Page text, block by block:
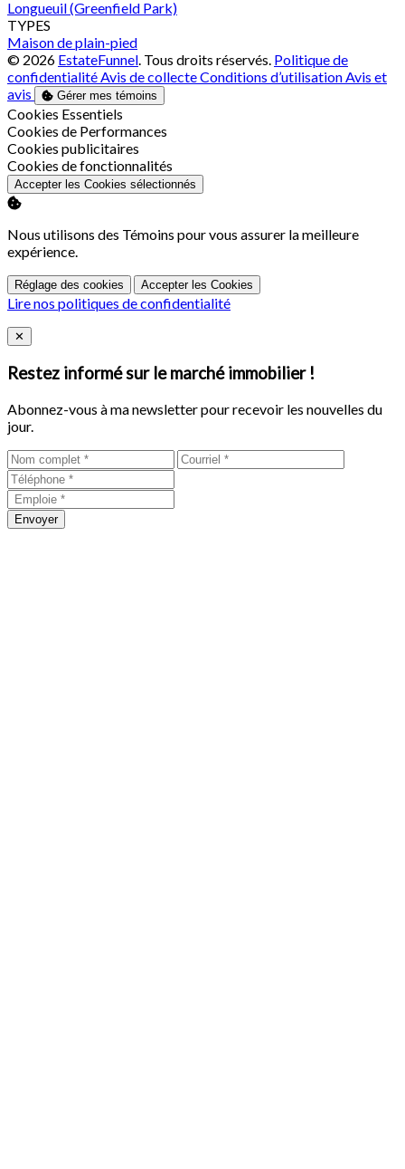
Longueuil (Greenfield Park)
TYPES
Maison de plain-pied
© 2026 EstateFunnel. Tous droits réservés. Politique de
confidentialitéAvis de collecteConditions d’utilisationAvis et
avis
Gérer mes témoins
Activer
Cookies Essentiels
Activer
Cookies de Performances
Activer
Cookies publicitaires
Activer
Cookies de fonctionnalités
Accepter les Cookies sélectionnés
Nous utilisons des Témoins pour vous assurer la meilleure
expérience.
Réglage des cookies Accepter les Cookies
Lire nos politiques de confidentialité
Close
✕
Restez informé sur le marché immobilier !
Abonnez-vous à ma newsletter pour recevoir les nouvelles du
jour.
Envoyer